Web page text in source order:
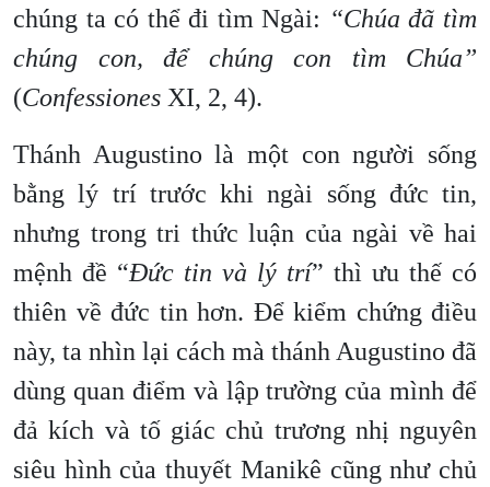
chúng ta có thể đi tìm Ngài: “Chúa đã tìm
chúng con, để chúng con tìm Chúa”
(Confessiones XI, 2, 4).
Thánh Augustino là một con người sống
bằng lý trí trước khi ngài sống đức tin,
nhưng trong tri thức luận của ngài về hai
mệnh đề “Đức tin và lý trí” thì ưu thế có
thiên về đức tin hơn. Để kiểm chứng điều
này, ta nhìn lại cách mà thánh Augustino đã
dùng quan điểm và lập trường của mình để
đả kích và tố giác chủ trương nhị nguyên
siêu hình của thuyết Manikê cũng như chủ